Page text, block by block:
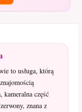
to usługa, którą
część
znana z